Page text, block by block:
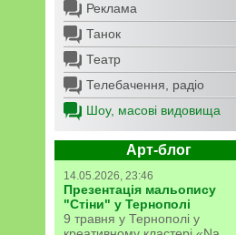
Реклама
Танок
Театр
Телебачення, радіо
Шоу, масові видовища
Арт-блог
14.05.2026, 23:46
Презентація мальопису
"Стіни" у Тернополі
9 травня у Тернополі у